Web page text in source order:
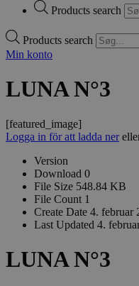
Products search
Products search
Min konto
LUNA N°3
[featured_image]
Logga in för att ladda ner
Version
Download 0
File Size 548.84 KB
File Count 1
Create Date 4. februar
Last Updated 4.
LUNA N°3